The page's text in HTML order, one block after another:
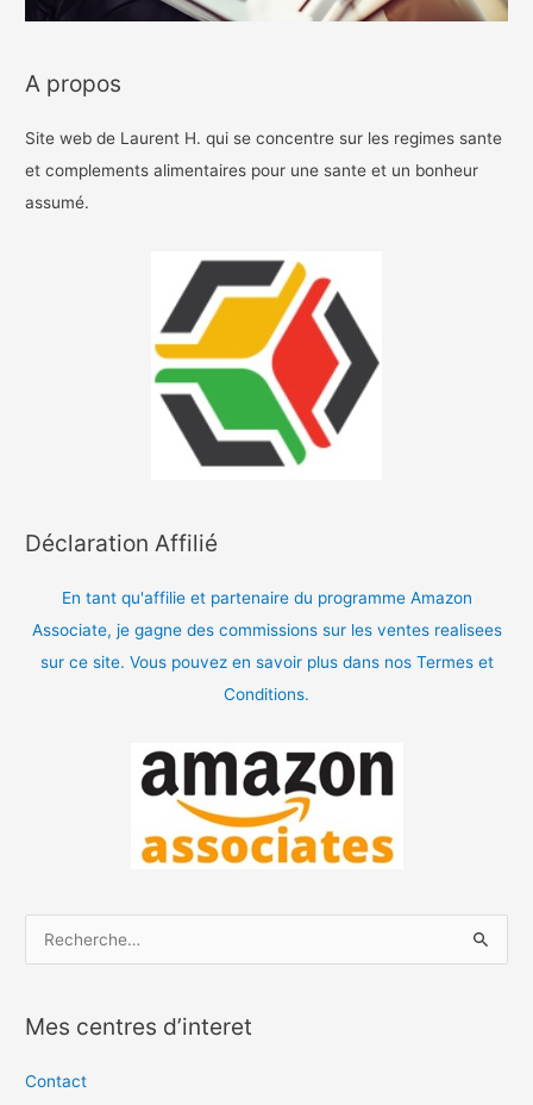
A propos
Site web de Laurent H. qui se concentre sur les regimes sante
et complements alimentaires pour une sante et un bonheur
assumé.
Déclaration Affilié
En tant qu'affilie et partenaire du programme Amazon
Associate, je gagne des commissions sur les ventes realisees
sur ce site. Vous pouvez en savoir plus dans nos Termes et
Conditions.
h
e
Mes centres d’interet
Contact